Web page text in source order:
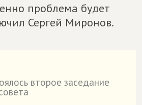
проблема будет
Сергей Миронов.
второе заседание